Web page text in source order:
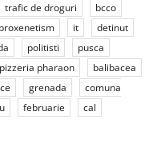
trafic de droguri
bcco
proxenetism it
detinut
politisti
pusca
pizzeria pharaon
balibacea
grenada
comuna
februarie cal